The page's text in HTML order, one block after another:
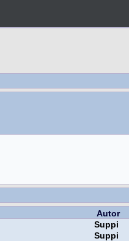
Autor
Suppi
Suppi